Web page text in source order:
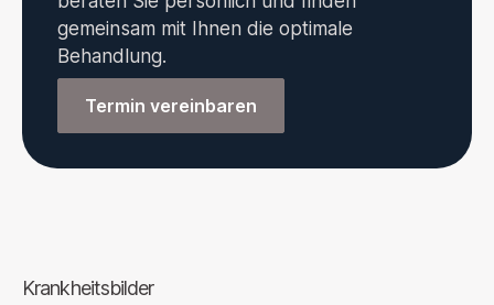
gemeinsam mit Ihnen die optimale
Behandlung.
Termin vereinbaren
Krankheitsbilder